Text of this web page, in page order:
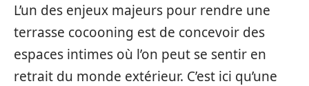
L’un des enjeux majeurs pour rendre une
terrasse cocooning est de concevoir des
espaces intimes où l’on peut se sentir en
retrait du monde extérieur. C’est ici qu’une